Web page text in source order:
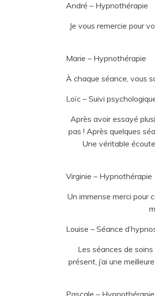
André – Hypnothérapie
Je vous remercie pour
Marie – Hypnothérapie
À chaque séance, vous
Loïc – Suivi
Après avoir essayé
pas ! Après quelques
Une véritable
Virginie – Hypnothérapie
Un immense merci pour
Louise – Séance
Les séances de
présent, j’ai une